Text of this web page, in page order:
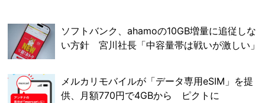
ソフトバンク、ahamoの10GB増量に追従しな
い方針 宮川社長「中容量帯は戦いが激しい」
メルカリモバイルが「データ専用eSIM」を提
供、月額770円で4GBから ピクトに